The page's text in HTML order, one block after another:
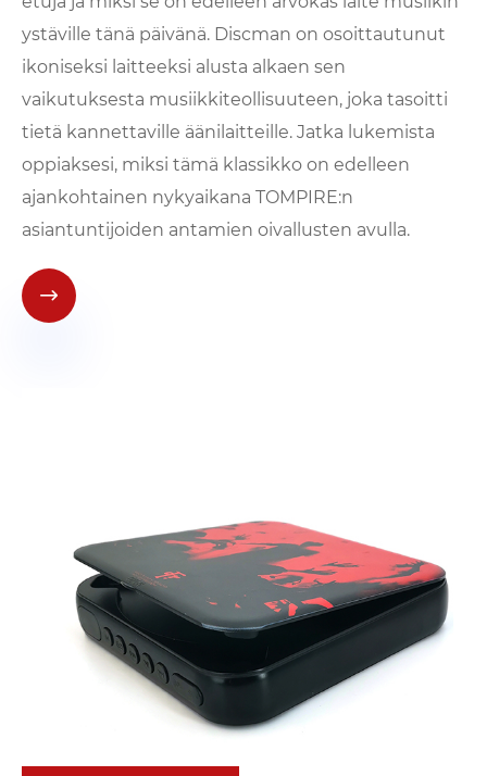
ystäville tänä päivänä. Discman on osoittautunut
ikoniseksi laitteeksi alusta alkaen sen
vaikutuksesta musiikkiteollisuuteen, joka tasoitti
tietä kannettaville äänilaitteille. Jatka lukemista
oppiaksesi, miksi tämä klassikko on edelleen
ajankohtainen nykyaikana TOMPIRE:n
asiantuntijoiden antamien oivallusten avulla.
